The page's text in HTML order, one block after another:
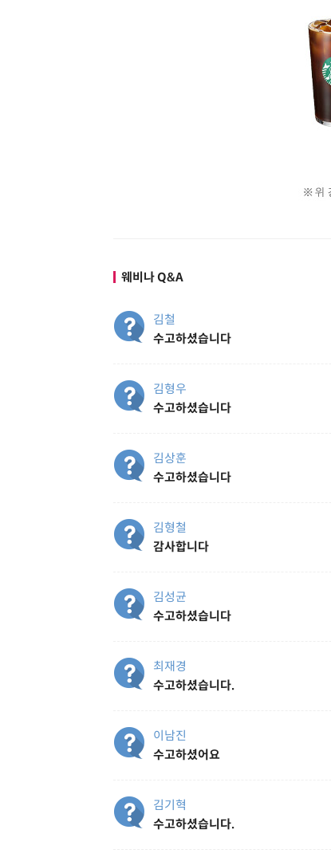
웨비나 Q&A
김철
수고하셨습니다
김형우
수고하셨습니다
김상훈
수고하셨습니다
김형철
감사합니다
김성균
수고하셨습니다
최재경
수고하셨습니다.
이남진
수고하셨어요
김기혁
수고하셨습니다.